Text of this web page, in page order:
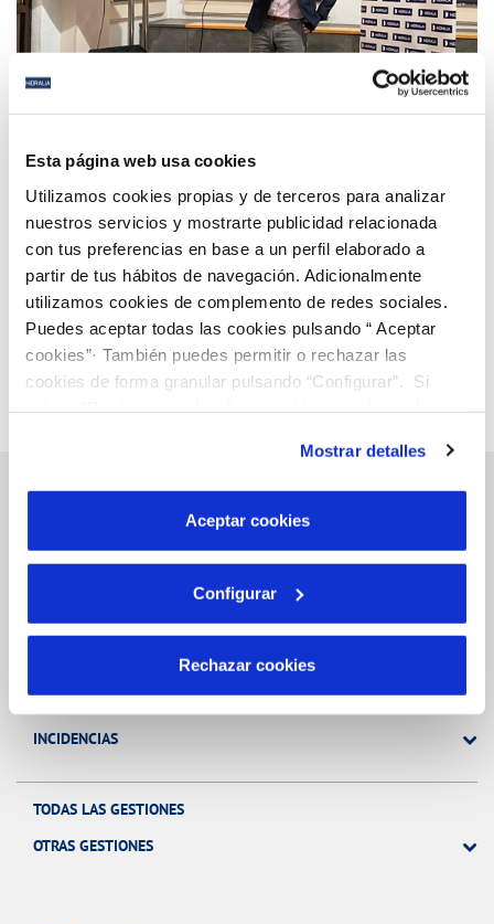
Esta página web usa cookies
Utilizamos cookies propias y de terceros para analizar
nuestros servicios y mostrarte publicidad relacionada
con tus preferencias en base a un perfil elaborado a
partir de tus hábitos de navegación. Adicionalmente
utilizamos cookies de complemento de redes sociales.
Puedes aceptar todas las cookies pulsando “ Aceptar
cookies”· También puedes permitir o rechazar las
cookies de forma granular pulsando “Configurar”. Si
son indispensables para que el sitio web funcione y que
por tanto no se pueden desactivar. Puedes consultar
más información en nuestraPolítica de Cookies
Mostrar detalles
Aceptar cookies
Configurar
Rechazar cookies
Hidralia participa en el Tour del Talento con su
generacional
Página 48 de 112
Anterior Siguiente
Gestiones Online
FACTURAS, PAGOS Y CONSUMOS
MODIFICACIÓN DE DATOS
INCIDENCIAS
TODAS LAS GESTIONES
OTRAS GESTIONES